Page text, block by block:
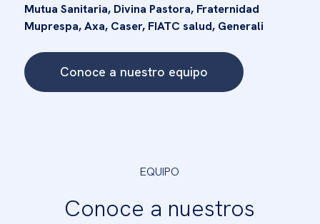
Mutua Sanitaria, Divina Pastora, Fraternidad
Muprespa, Axa, Caser, FIATC salud, Generali
Conoce a nuestro equipo
EQUIPO
Conoce a nuestros